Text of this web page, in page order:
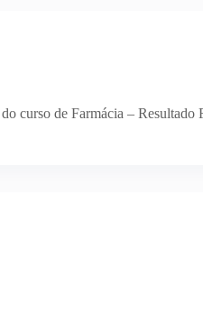
curso de Farmácia – Resultado